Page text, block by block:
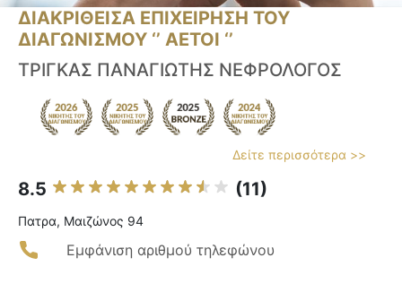
ΔΙΑΚΡΙΘΕΙΣΑ ΕΠΙΧΕΙΡΗΣΗ ΤΟΥ
ΔΙΑΓΩΝΙΣΜΟΥ ‘’ ΑΕΤΟΙ ‘’
ΤΡΙΓΚΑΣ ΠΑΝΑΓΙΩΤΗΣ ΝΕΦΡΟΛΟΓΟΣ
Δείτε περισσότερα >>
8.5 (11)
Πατρα, Μαιζώνος 94
Εμφάνιση αριθμού τηλεφώνου